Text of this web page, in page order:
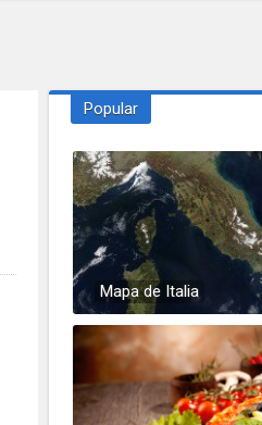
Popular
Mapa de Italia